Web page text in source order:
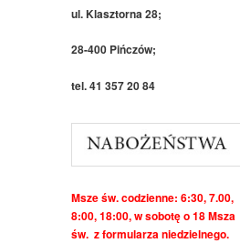
ul. Klasztorna 28;
28-400 Pińczów;
tel. 41 357 20 84
Msze św. codzienne: 6:30, 7.00,
8:00, 18:00, w sobotę o 18 Msza
św. z formularza niedzielnego.